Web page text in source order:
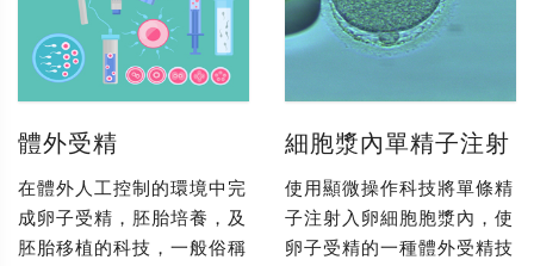
體外受精
在體外人工控制的環境中完
成卵子受精，胚胎培養，及
胚胎移植的科技，一般俗稱
細胞漿內單精子注射
使用顯微操作科技將單條精
子注射入卵細胞胞漿內，使
卵子受精的一種體外受精技